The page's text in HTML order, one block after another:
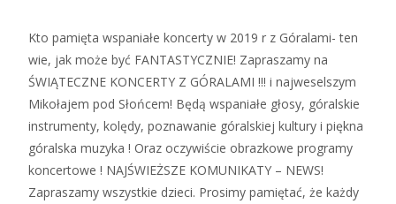
Kto pamięta wspaniałe koncerty w 2019 r z Góralami- ten
wie, jak może być FANTASTYCZNIE! Zapraszamy na
ŚWIĄTECZNE KONCERTY Z GÓRALAMI !!! i najweselszym
Mikołajem pod Słońcem! Będą wspaniałe głosy, góralskie
instrumenty, kolędy, poznawanie góralskiej kultury i piękna
góralska muzyka ! Oraz oczywiście obrazkowe programy
koncertowe ! NAJŚWIEŻSZE KOMUNIKATY – NEWS!
Zapraszamy wszystkie dzieci. Prosimy pamiętać, że każdy